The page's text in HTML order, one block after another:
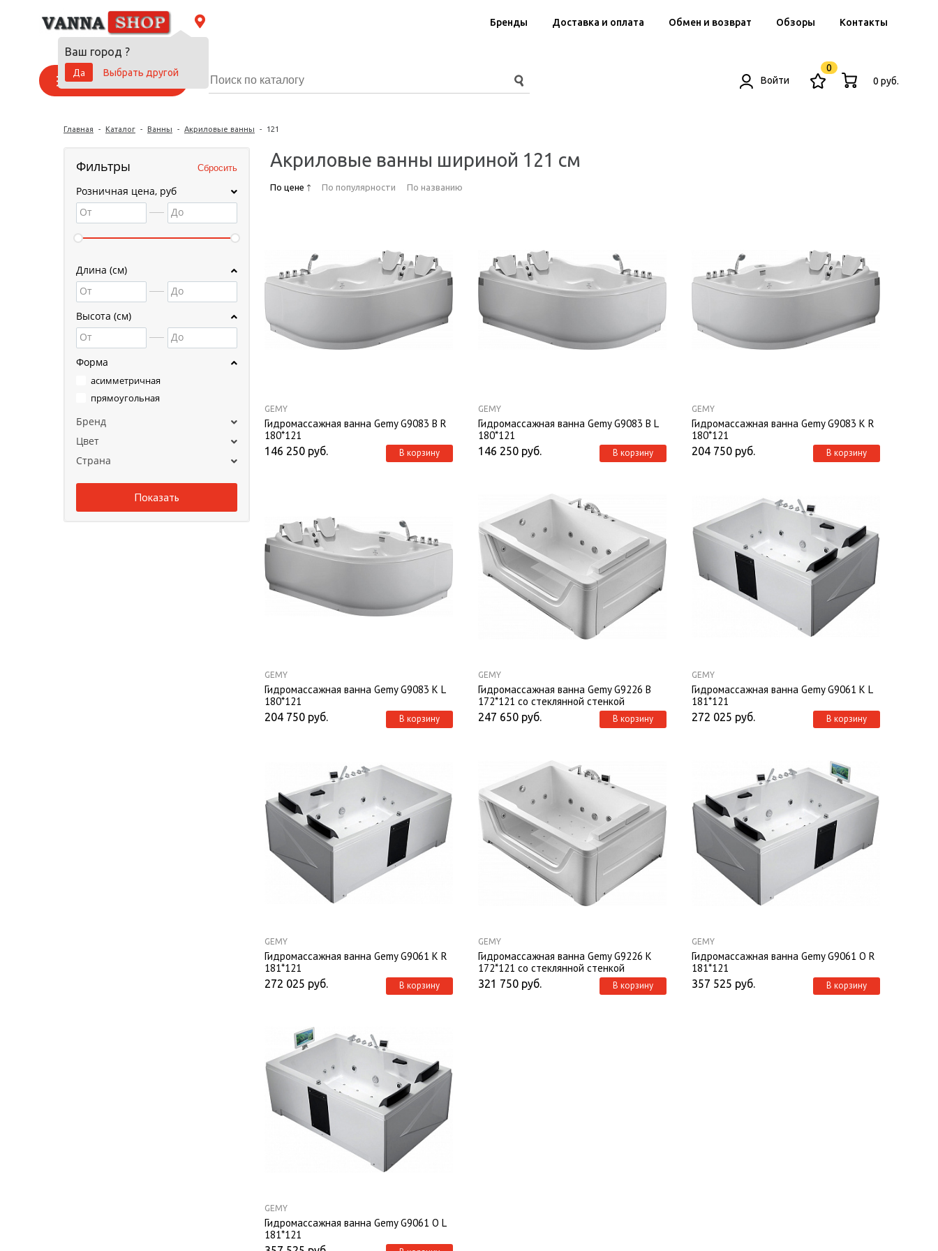
Ваш город ?
Да
Выбрать другой
Бренды Доставка и оплата Обмен и возврат Обзоры Контакты
Каталог товаров Войти
0
0 руб.
Главная - Каталог - Ванны - Акриловые ванны - 121
Фильтры
Розничная цена, руб
От
До
Длина (см)
От
До
Высота (см)
От
До
Форма
асимметричная
прямоугольная
Бренд
Цвет
Страна
Акриловые ванны шириной 121 см
По цене По популярности По названию
GEMY
Гидромассажная ванна Gemy G9083 B R
180*121
146 250 руб. В корзину
GEMY
Гидромассажная ванна Gemy G9083 B L
180*121
146 250 руб. В корзину
GEMY
Гидромассажная ванна Gemy G9083 K R
180*121
204 750 руб. В корзину
GEMY
Гидромассажная ванна Gemy G9083 K L
180*121
204 750 руб. В корзину
GEMY
Гидромассажная ванна Gemy G9226 B
172*121 со стеклянной стенкой
247 650 руб. В корзину
GEMY
Гидромассажная ванна Gemy G9061 K L
181*121
272 025 руб. В корзину
GEMY
Гидромассажная ванна Gemy G9061 K R
181*121
272 025 руб. В корзину
GEMY
Гидромассажная ванна Gemy G9226 K
172*121 со стеклянной стенкой
321 750 руб. В корзину
GEMY
Гидромассажная ванна Gemy G9061 O R
181*121
357 525 руб. В корзину
GEMY
Гидромассажная ванна Gemy G9061 O L
181*121